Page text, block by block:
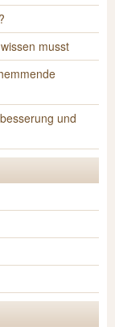
musst
und